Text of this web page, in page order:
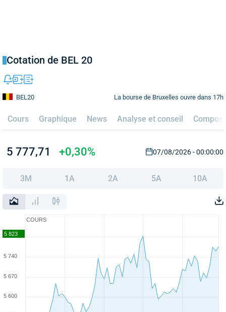
Cotation de BEL 20
La bourse de Bruxelles ouvre dans 17h
BEL20
Cours Graphique News Analyse et conseil
5 777,71 +0,30% 07/08/2026 - 00:00:00
3M 1A 2A 5A 10A
COURS